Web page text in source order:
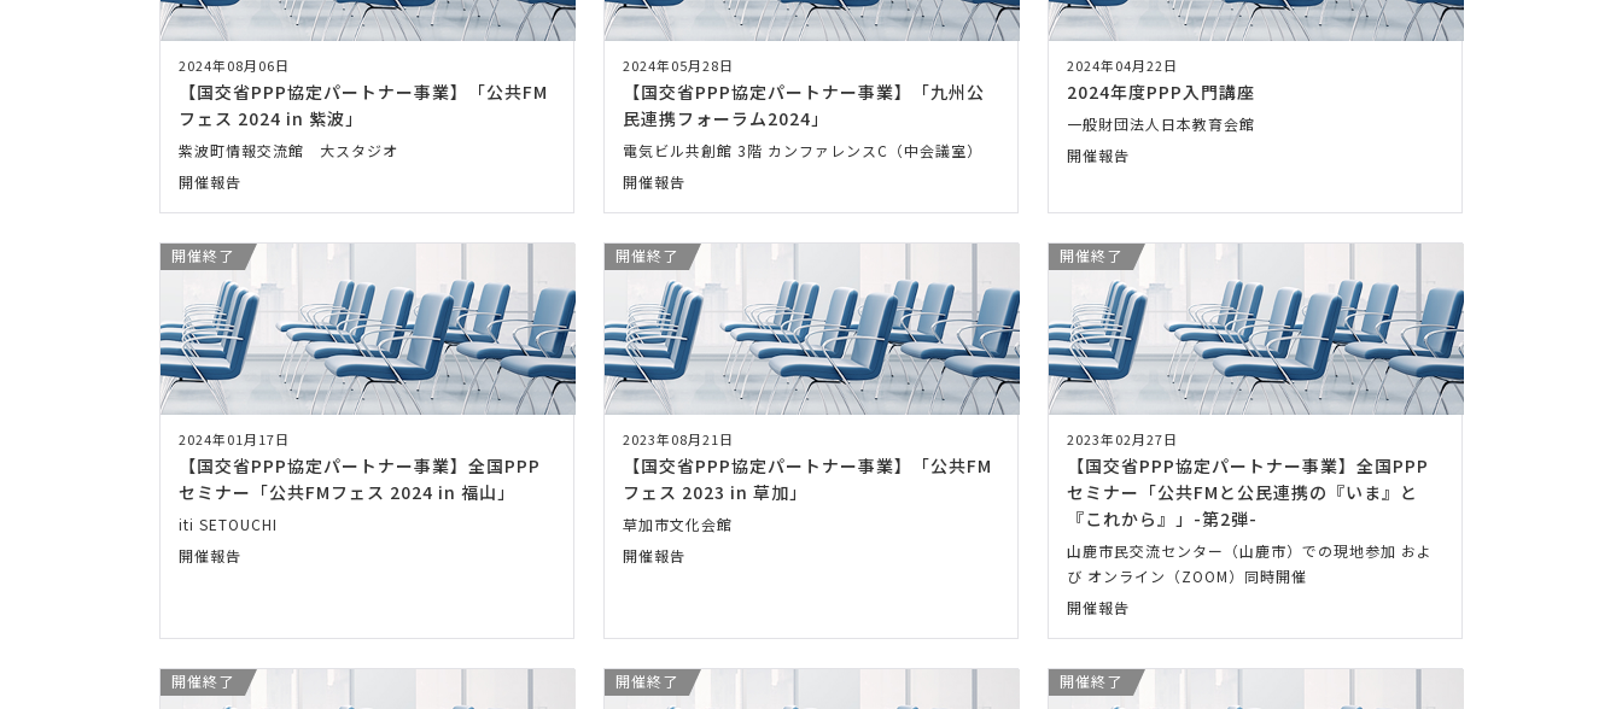
2024年08月06日
【国交省PPP協定パートナー事業】「公共FM
フェス 2024 in 紫波」
紫波町情報交流館 大スタジオ
開催報告
2024年05月28日
【国交省PPP協定パートナー事業】「九州公
民連携フォーラム2024」
電気ビル共創館 3階 カンファレンスC（中会議室）
開催報告
2024年04月22日
2024年度PPP入門講座
一般財団法人日本教育会館
開催報告
開催終了
2024年01月17日
【国交省PPP協定パートナー事業】全国PPP
セミナー「公共FMフェス 2024 in 福山」
iti SETOUCHI
開催報告
開催終了
2023年08月21日
【国交省PPP協定パートナー事業】「公共FM
フェス 2023 in 草加」
草加市文化会館
開催報告
開催終了
2023年02月27日
【国交省PPP協定パートナー事業】全国PPP
セミナー「公共FMと公民連携の『いま』と
『これから』」-第2弾-
山鹿市民交流センター（山鹿市）での現地参加 およ
び オンライン（ZOOM）同時開催
開催報告
開催終了 開催終了 開催終了